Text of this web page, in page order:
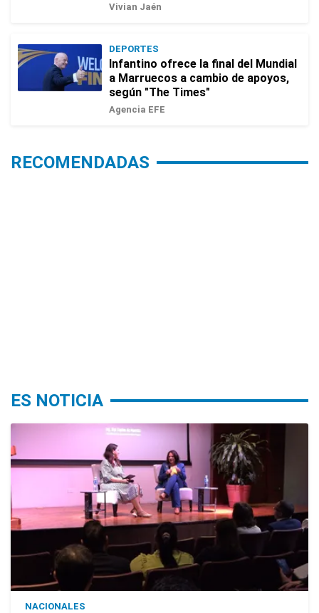
Vivian Jaén
DEPORTES
Infantino ofrece la final del Mundial
a Marruecos a cambio de apoyos,
según "The Times"
Agencia EFE
RECOMENDADAS
ES NOTICIA
NACIONALES